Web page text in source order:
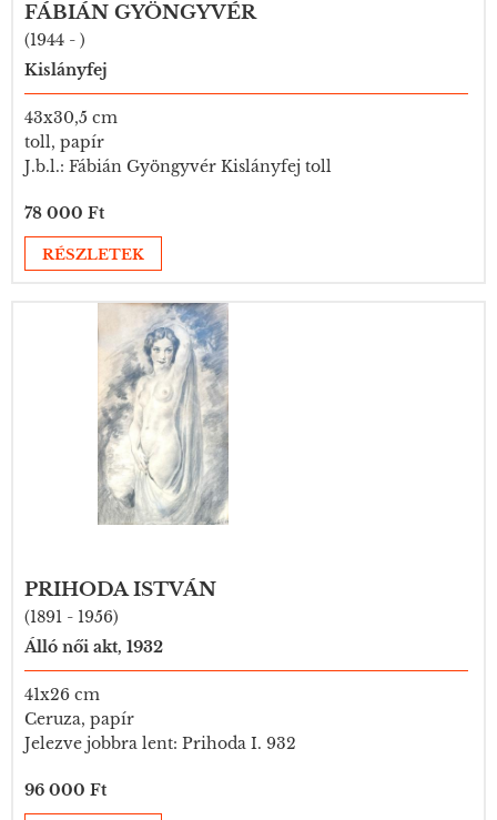
FÁBIÁN GYÖNGYVÉR
(1944 - )
Kislányfej
43x30,5 cm
toll, papír
J.b.l.: Fábián Gyöngyvér Kislányfej toll
78 000 Ft
RÉSZLETEK
PRIHODA ISTVÁN
(1891 - 1956)
Álló női akt, 1932
41x26 cm
Ceruza, papír
Jelezve jobbra lent: Prihoda I. 932
96 000 Ft